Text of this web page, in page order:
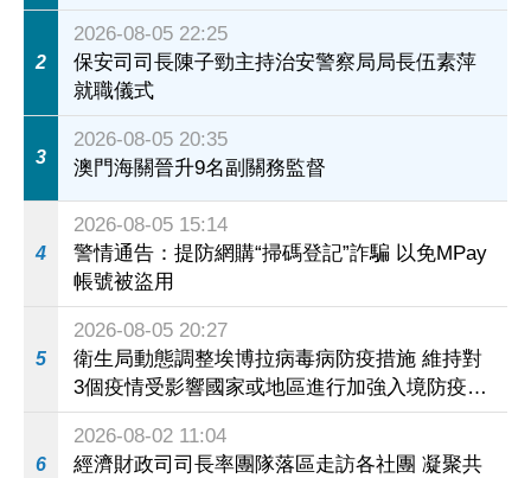
2
2026-08-05 22:25
保安司司長陳子勁主持治安警察局局長伍素萍
就職儀式
3
2026-08-05 20:35
澳門海關晉升9名副關務監督
4
2026-08-05 15:14
警情通告：提防網購“掃碼登記”詐騙 以免MPay
帳號被盜用
5
2026-08-05 20:27
衛生局動態調整埃博拉病毒病防疫措施 維持對
3個疫情受影響國家或地區進行加強入境防疫措
施
6
2026-08-02 11:04
經濟財政司司長率團隊落區走訪各社團 凝聚共